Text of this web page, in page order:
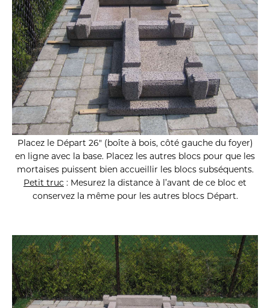
Placez le Départ 26″ (boîte à bois, côté gauche du foyer)
en ligne avec la base. Placez les autres blocs pour que les
mortaises puissent bien accueillir les blocs subséquents.
Petit truc : Mesurez la distance à l’avant de ce bloc et
conservez la même pour les autres blocs Départ.